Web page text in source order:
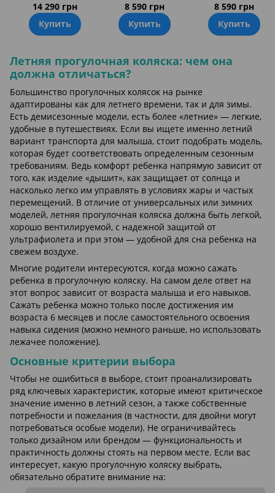
14 290 грн
Купить
8 590 грн
Купить
8 590 грн
Купить
Летняя прогулочная коляска: чем она
должна отличаться?
Большинство прогулочных колясок на рынке
адаптированы как для летнего времени, так и для зимы.
Есть демисезонные модели, есть более «летние» — легкие,
удобные в путешествиях. Если вы ищете именно летний
вариант транспорта для малыша, стоит подобрать модель,
которая будет соответствовать определенным сезонным
требованиям. Ведь комфорт ребенка напрямую зависит от
того, как изделие «дышит», как защищает от солнца и
насколько легко им управлять в условиях жары и частых
перемещений. В отличие от универсальных или зимних
моделей, летняя прогулочная коляска должна быть легкой,
хорошо вентилируемой, с надежной защитой от
ультрафиолета и при этом — удобной для сна ребенка на
свежем воздухе.
Многие родители интересуются, когда можно сажать
ребенка в прогулочную коляску. На самом деле ответ на
этот вопрос зависит от возраста малыша и его навыков.
Сажать ребенка можно только после достижения им
возраста 6 месяцев и после самостоятельного освоения
навыка сидения (можно немного раньше, но использовать
лежачее положение).
Основные критерии выбора
Чтобы не ошибиться в выборе, стоит проанализировать
ряд ключевых характеристик, которые имеют критическое
значение именно в летний сезон, а также собственные
потребности и пожелания (в частности, для двойни могут
потребоваться особые модели). Не ограничивайтесь
только дизайном или брендом — функциональность и
практичность должны стоять на первом месте. Если вас
интересует, какую прогулочную коляску выбрать,
обязательно обратите внимание на: